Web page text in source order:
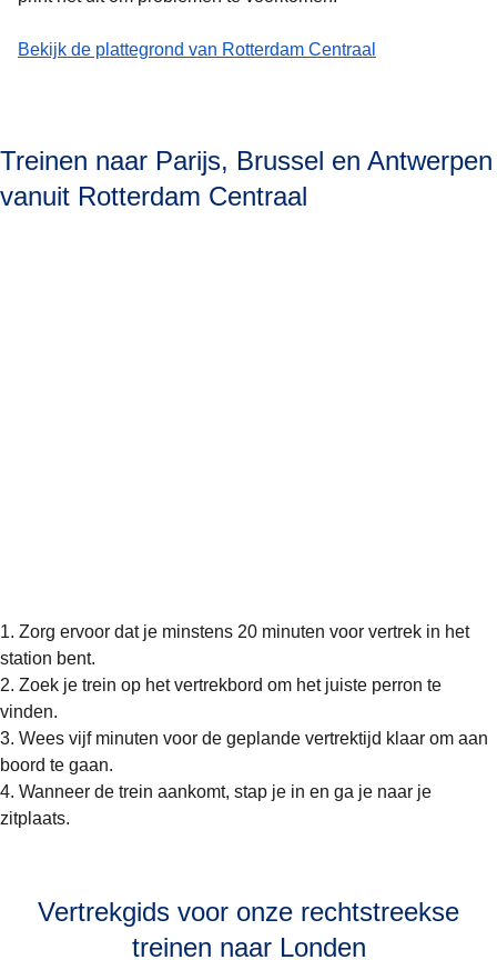
Bekijk de plattegrond van Rotterdam Centraal
-Ticketpoortjes in Rotterdam Centraal
(opent in een nieuwe tab )
(opent een PDF)
Treinen naar Parijs, Brussel en Antwerpen
vanuit Rotterdam Centraal
Zorg ervoor dat je minstens 20 minuten voor vertrek in het
station bent.
Zoek je trein op het vertrekbord om het juiste perron te
vinden.
Wees vijf minuten voor de geplande vertrektijd klaar om aan
boord te gaan.
Wanneer de trein aankomt, stap je in en ga je naar je
zitplaats.
Vertrekgids voor onze rechtstreekse
treinen naar Londen